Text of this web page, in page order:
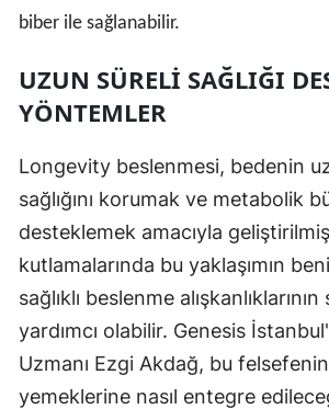
biber ile sağlanabilir.
UZUN SÜRELI SAĞLIĞI
YÖNTEMLER
Longevity beslenmesi, bedenin
sağlığını korumak ve metabolik
desteklemek amacıyla
kutlamalarında bu yaklaşımın
sağlıklı beslenme
yardımcı olabilir. Genesis
Uzmanı Ezgi Akdağ, bu
yemeklerine nasıl entegre